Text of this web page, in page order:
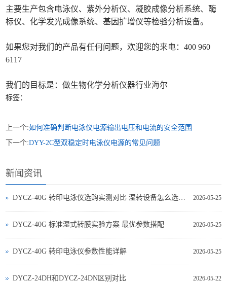
主要生产包含电泳仪、紫外分析仪、凝胶成像分析系统、酶
标仪、化学发光成像系统、基因扩增仪等检验分析设备。
如果您对我们的产品有任何问题，欢迎您的来电：400 960
6117
我们的目标是：做生物化学分析仪器行业海尔
标签：
上一个:如何准确判断电泳仪电源输出电压和电流的安全范围
下一个:DYY-2C型双稳定时电泳仪电源的常见问题
新闻资讯
2026-05-25
DYCZ-40G 转印电泳仪选购实测对比 湿转设备怎么选不踩坑
2026-05-25
DYCZ-40G 标准湿式转膜实验方案 最优参数搭配
2026-05-25
DYCZ-40G 转印电泳仪参数性能详解
2026-05-22
DYCZ-24DH和DYCZ-24DN区别对比